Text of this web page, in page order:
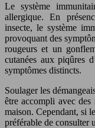
Le système
allergique. En
insecte, le système
provoquant des
rougeurs et un
cutanées aux piqûres
symptômes distincts.
Soulager les
être accompli avec des
maison. Cependant, si
préférable de consulter